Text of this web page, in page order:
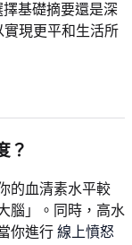
擇基礎摘要還是深
實現更平和生活所
？
的血清素水平較
腦」。同時，高水
你進行 線上憤怒